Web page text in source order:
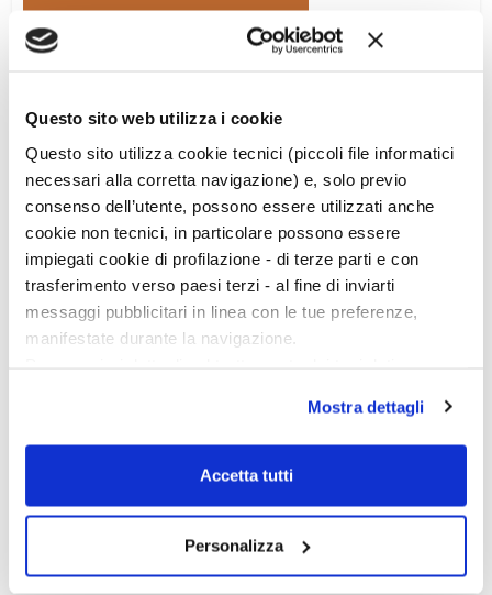
Questo sito web utilizza i cookie
Questo sito utilizza cookie tecnici (piccoli file informatici
necessari alla corretta navigazione) e, solo previo
consenso dell’utente, possono essere utilizzati anche
cookie non tecnici, in particolare possono essere
impiegati cookie di profilazione - di terze parti e con
trasferimento verso paesi terzi - al fine di inviarti
messaggi pubblicitari in linea con le tue preferenze,
manifestate durante la navigazione.
scelte privacy sui cookie, ti invitiamo a prendere visione
dell’informativa cookie.
Chiudendo il banner tramite la “X” prosegui la
dei soli cookie tecnici. Selezionando “Accetta tutti” presti
il tuo consenso alla profilazione che potrai revocare in
ogni momentoRevoca
Mostra dettagli
Accetta tutti
Personalizza
Ciclo di conferenze